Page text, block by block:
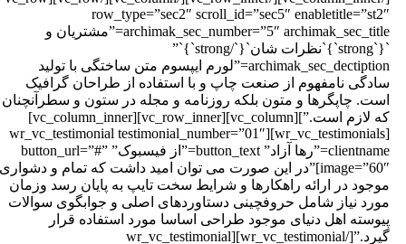
row_type=”sec2″ scroll_id=”sec5″
archimak_sec_number=”5″ archimak_sec_title=”مشتریان و
`{`strong`}`نظرات شان`{`/strong`}`”
archimak_sec_dectiption=”لورم ایپسوم متن ساختگی با تولید
نامفهوم از صنعت چاپ و با استفاده از طراحان گرافیک
چاپگرها و متون بلکه روزنامه و مجله در ستون و سطرآنچنان
[wr_vc_testimonials][wr_vc_testimonial testimonial_number=”01″
clientname=”رها آزاد” button_text=”از فیسبوک” button_url=”#”
image=”60″]”در این صورت می توان امید داشت که تمام و دشواری
در ارائه راهکارها و شرایط سخت تایپ به پایان رسد وزمان
نیاز شامل حروفچینی دستاوردهای اصلی و جوابگوی سوالات
اهل دنیای موجود طراحی اساسا مورد استفاده قرار
گیرد.”[/wr_vc_testimonial][wr_vc_testimonial